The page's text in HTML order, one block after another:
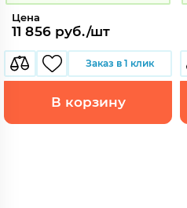
Цена
11 856 руб./шт
Заказ в 1 клик
В корзину